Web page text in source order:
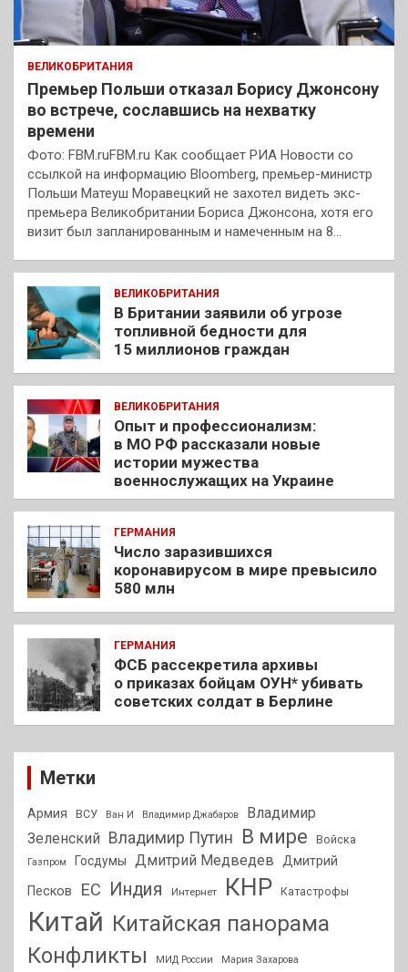
ВЕЛИКОБРИТАНИЯ
Премьер Польши отказал Борису Джонсону
во встрече, сославшись на нехватку
времени
Фото: FBM.ruFBM.ru Как сообщает РИА Новости со
ссылкой на информацию Bloomberg, премьер-министр
Польши Матеуш Моравецкий не захотел видеть экс-
премьера Великобритании Бориса Джонсона, хотя его
визит был запланированным и намеченным на 8…
ВЕЛИКОБРИТАНИЯ
В Британии заявили об угрозе
топливной бедности для
15 миллионов граждан
ВЕЛИКОБРИТАНИЯ
Опыт и профессионализм:
в МО РФ рассказали новые
истории мужества
военнослужащих на Украине
ГЕРМАНИЯ
Число заразившихся
коронавирусом в мире превысило
580 млн
ГЕРМАНИЯ
ФСБ рассекретила архивы
о приказах бойцам ОУН* убивать
советских солдат в Берлине
Метки
Армия ВСУ Ван И Владимир Джабаров
Владимир
Зеленский
Владимир Путин В мире Войска
Газпром Госдумы Дмитрий Медведев Дмитрий
Песков
ЕС Индия Интернет КНР Катастрофы
Китай Китайская панорама
Конфликты
МИД России Мария Захарова